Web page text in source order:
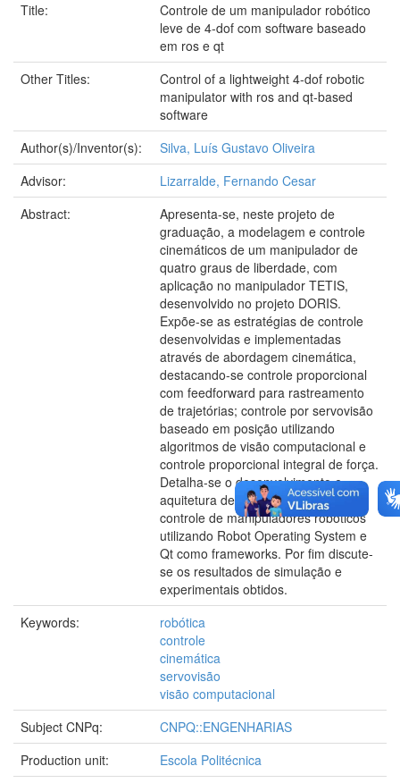
Title:
Controle de um manipulador robótico
leve de 4-dof com software baseado
em ros e qt
Other Titles:
Control of a lightweight 4-dof robotic
manipulator with ros and qt-based
software
Author(s)/Inventor(s):
Silva, Luís Gustavo Oliveira
Advisor:
Lizarralde, Fernando Cesar
Abstract:
Apresenta-se, neste projeto de
graduação, a modelagem e controle
cinemáticos de um manipulador de
quatro graus de liberdade, com
aplicação no manipulador TETIS,
desenvolvido no projeto DORIS.
Expõe-se as estratégias de controle
desenvolvidas e implementadas
através de abordagem cinemática,
destacando-se controle proporcional
com feedforward para rastreamento
de trajetórias; controle por servovisão
baseado em posição utilizando
algoritmos de visão computacional e
controle proporcional integral de força.
Detalha-se o desenvolvimento e
aquitetura de um software para
controle de manipuladores robóticos
utilizando Robot Operating System e
Qt como frameworks. Por fim discute-
se os resultados de simulação e
experimentais obtidos.
Keywords:
robótica
controle
cinemática
servovisão
visão computacional
Subject CNPq:
CNPQ::ENGENHARIAS
Production unit:
Escola Politécnica